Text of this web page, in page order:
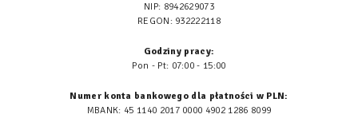
NIP: 8942629073
REGON: 932222118
Godziny pracy:
Pon - Pt: 07:00 - 15:00
Numer konta bankowego dla płatności w PLN:
MBANK: 45 1140 2017 0000 4902 1286 8099